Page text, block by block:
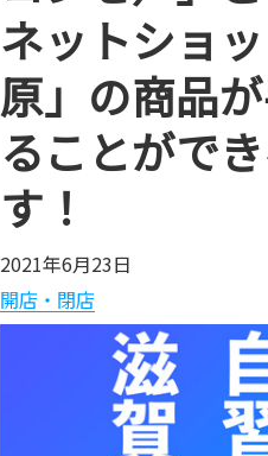
ネットショ
原」の商品
ることがで
す！
2021年6月23日
開店・閉店